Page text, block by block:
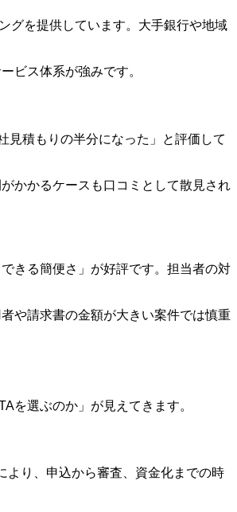
グを提供しています。大手銀行や地域
ビス体系が強みです。
見積もりの半分になった」と評価して
かかるケースも口コミとして散見され
きる簡便さ」が好評です。担当者の対
や請求書の金額が大きい案件では慎重
を選ぶのか」が見えてきます。
より、申込から審査、資金化までの時